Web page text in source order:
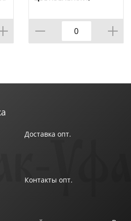
Доставка опт.
Контакты опт.